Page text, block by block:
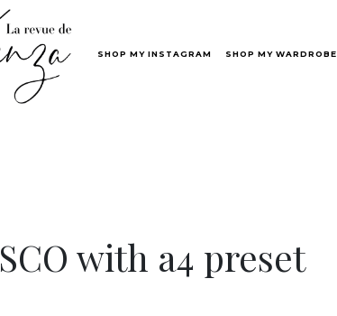
SHOP MY INSTAGRAM SHOP MY WARDROBE
with a4 preset